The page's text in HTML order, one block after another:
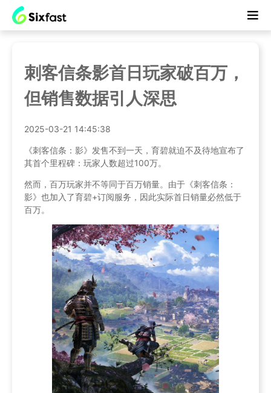
刺客信条影首日玩家破百万，
但销售数据引人深思
2025-03-21 14:45:38
《刺客信条：影》发售不到一天，育碧就迫不及待地宣布了
其首个里程碑：玩家人数超过100万。
然而，百万玩家并不等同于百万销量。由于《刺客信条：
影》也加入了育碧+订阅服务，因此实际首日销量必然低于
百万。